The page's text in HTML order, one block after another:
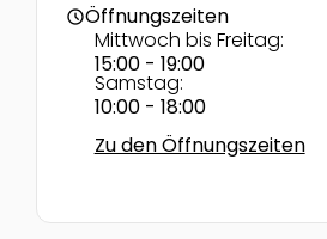
scheduleÖffnungszeiten
Mittwoch bis Freitag:
15:00 - 19:00
Samstag:
10:00 - 18:00
Zu den Öffnungszeiten